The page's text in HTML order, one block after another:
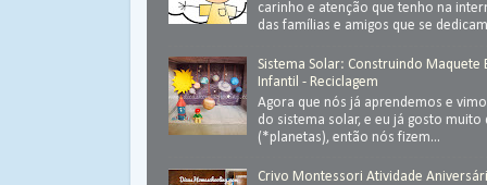
carinho e atenção que tenho na
das famílias e amigos que se
Sistema Solar: Construindo Maquete
Infantil - Reciclagem
Agora que nós já aprendemos e
do sistema solar, e eu já gosto muito
(*planetas), então nós fizem...
Crivo Montessori Atividade